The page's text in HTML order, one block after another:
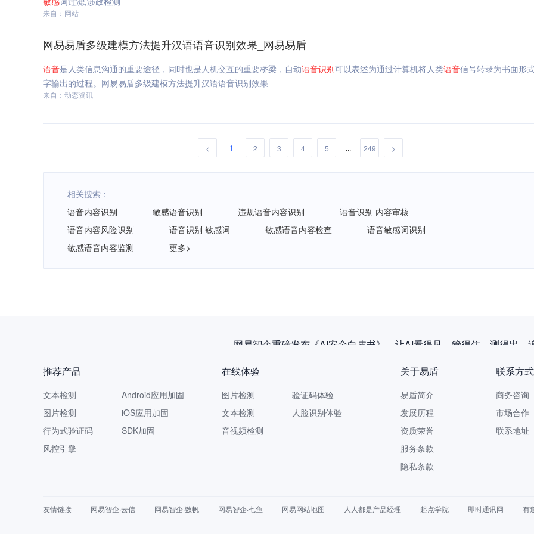
来自：网站
网易易盾多级建模方法提升汉语语音识别效果_网易易盾
语音是人类信息沟通的重要途径，同时也是人机交互的重要桥梁，自动语音识别可以表述为通过计算机将人类语音信号转录为书面形
字输出的过程。网易易盾多级建模方法提升汉语语音识别效果
来自：动态资讯
< 1 2 3 4 5 ... 249 >
相关搜索：
语音内容识别
敏感语音识别 违规语音内容识别
语音识别 内容审核
语音内容风险识别
语音识别 敏感词 敏感语音内容检查
语音敏感词识别
敏感语音内容监测
更多>
网易智企重磅发布《AI安全白皮书》，让AI看得见、管得住、测得出、
推荐产品
文本检测
图片检测
行为式验证码
风控引擎
Android应用加固
iOS应用加固
SDK加固
在线体验
图片检测
文本检测
音视频检测
验证码体验
人脸识别体验
关于易盾
易盾简介
发展历程
资质荣誉
服务条款
隐私条款
联系方式
商务咨询
市场合作
联系地址
友情链接 网易智企·云信 网易智企·数帆 网易智企·七鱼 网易网站地图 人人都是产品经理 起点学院 即时通讯网 有